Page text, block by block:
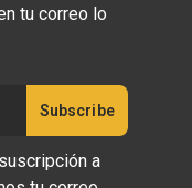
tu correo lo
a